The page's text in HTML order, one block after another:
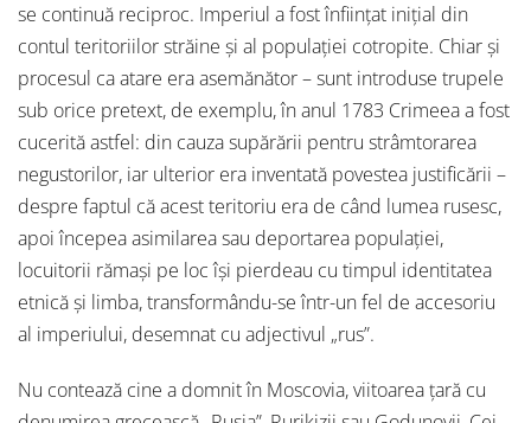
se continuă reciproc. Imperiul a fost înființat inițial din
contul teritoriilor străine și al populației cotropite. Chiar și
procesul ca atare era asemănător – sunt introduse trupele
sub orice pretext, de exemplu, în anul 1783 Crimeea a fost
cucerită astfel: din cauza supărării pentru strâmtorarea
negustorilor, iar ulterior era inventată povestea justificării –
despre faptul că acest teritoriu era de când lumea rusesc,
apoi începea asimilarea sau deportarea populației,
locuitorii rămași pe loc își pierdeau cu timpul identitatea
etnică și limba, transformându-se într-un fel de accesoriu
al imperiului, desemnat cu adjectivul „rus”.
Nu contează cine a domnit în Moscovia, viitoarea țară cu